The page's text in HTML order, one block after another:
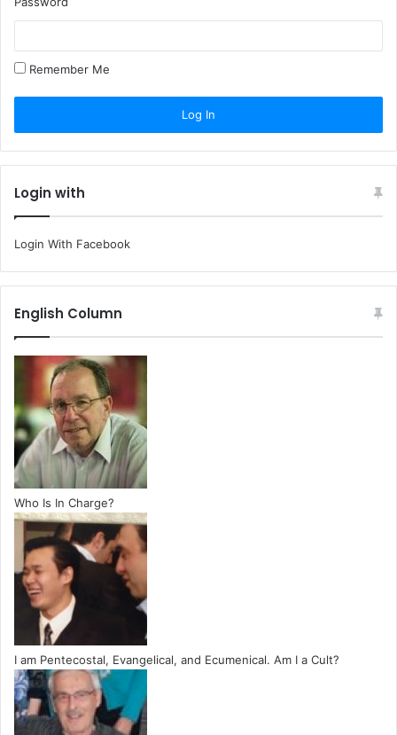
Remember Me
Login with
Login With Facebook
English Column
Who Is In Charge?
I am Pentecostal, Evangelical, and Ecumenical. Am I a Cult?